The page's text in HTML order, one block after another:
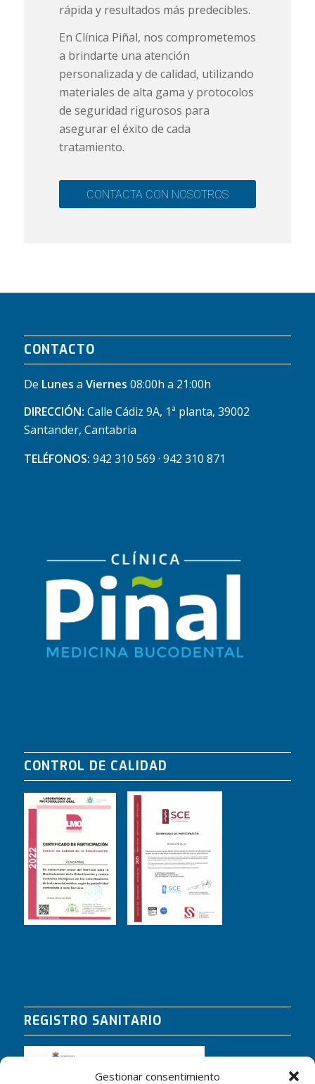
Gestionar consentimiento
rápida y resultados más predecibles.
En Clínica Piñal, nos comprometemos
a brindarte una atención
personalizada y de calidad, utilizando
materiales de alta gama y protocolos
de seguridad rigurosos para
asegurar el éxito de cada
tratamiento.
CONTACTA CON NOSOTROS
CONTACTO
De Lunes a Viernes 08:00h a 21:00h
DIRECCIÓN: Calle Cádiz 9A, 1ª planta, 39002
Santander, Cantabria
TELÉFONOS: 942 310 569 · 942 310 871
CONTROL DE CALIDAD
REGISTRO SANITARIO